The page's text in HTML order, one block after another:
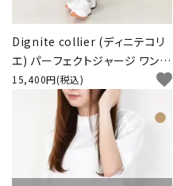
Dignite collier (ディニテコリ
エ) パーフェクトジャージ ワンピ
ース
15,400円(税込) favorite